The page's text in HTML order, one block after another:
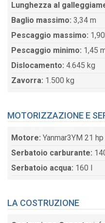
Lunghezza al
Baglio massimo: 3,34 m
Pescaggio massimo:
Pescaggio minimo: 1,45
Dislocamento: 4.645 kg
Zavorra: 1.500 kg
MOTORIZZAZIONE E
Motore: Yanmar3YM 21 hp
Serbatoio carburante:
Serbatoio acqua: 160 l
LA COSTRUZIONE